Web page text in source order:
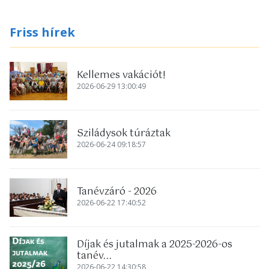
Friss hírek
2026-06-29 13:00:49
Kellemes vakációt!
2026-06-24 09:18:57
Sziládysok túráztak
2026-06-22 17:40:52
Tanévzáró - 2026
2026-06-22 14:30:58
Díjak és jutalmak a 2025-2026-os
tanév...